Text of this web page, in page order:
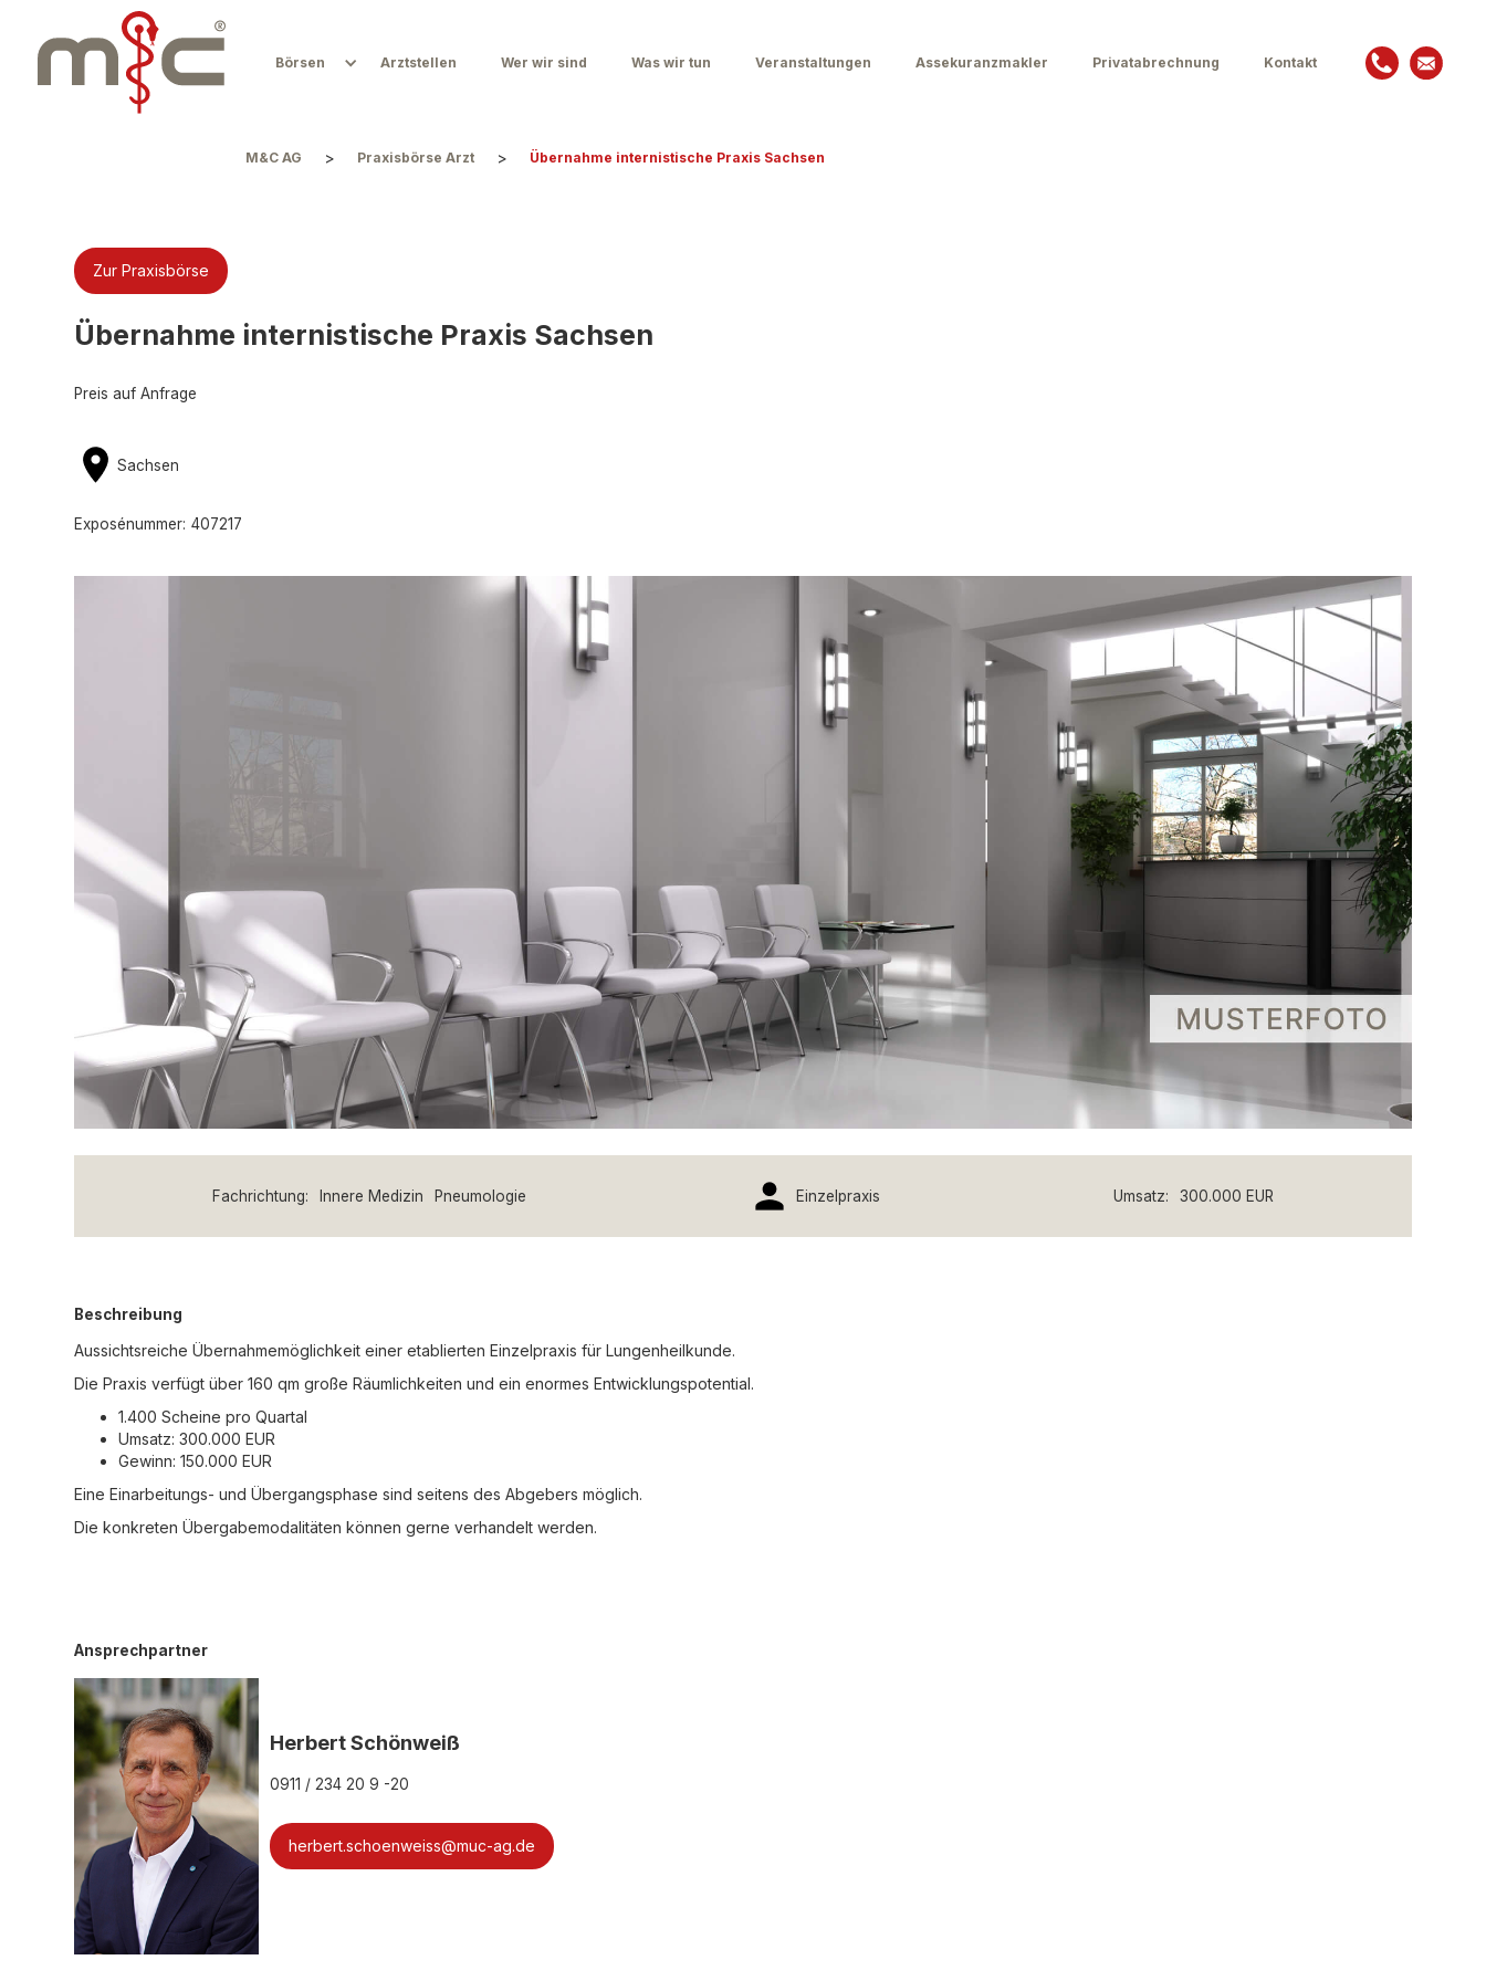
Börsen Arztstellen Wer wir sind Was wir tun Veranstaltungen Assekuranzmakler Privatabrechnung Kontakt
M&C AG > Praxisbörse Arzt > Übernahme internistische Praxis Sachsen
Zur Praxisbörse
Übernahme internistische Praxis Sachsen
Preis auf Anfrage
Sachsen
Exposénummer: 407217
Fachrichtung: Innere Medizin Pneumologie Einzelpraxis Umsatz: 300.000 EUR
Beschreibung
Aussichtsreiche Übernahmemöglichkeit einer etablierten Einzelpraxis für Lungenheilkunde.
Die Praxis verfügt über 160 qm große Räumlichkeiten und ein enormes Entwicklungspotential.
1.400 Scheine pro Quartal
Umsatz: 300.000 EUR
Gewinn: 150.000 EUR
Eine Einarbeitungs- und Übergangsphase sind seitens des Abgebers möglich.
Die konkreten Übergabemodalitäten können gerne verhandelt werden.
Ansprechpartner
Herbert Schönweiß
0911 / 234 20 9 -20
herbert.schoenweiss@muc-ag.de